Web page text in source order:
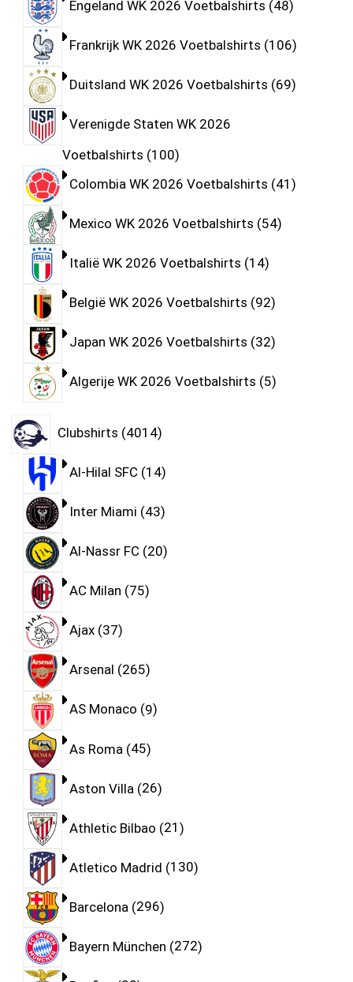
Engeland WK 2026 Voetbalshirts 48
Frankrijk WK 2026 Voetbalshirts 106
Duitsland WK 2026 Voetbalshirts 69
Verenigde Staten WK 2026
Voetbalshirts 100
Colombia WK 2026 Voetbalshirts 41
Mexico WK 2026 Voetbalshirts 54
Italië WK 2026 Voetbalshirts 14
België WK 2026 Voetbalshirts 92
Japan WK 2026 Voetbalshirts 32
Algerije WK 2026 Voetbalshirts 5
Clubshirts 4014
Al-Hilal SFC 14
Inter Miami 43
Al-Nassr FC 20
AC Milan 75
Ajax 37
Arsenal 265
AS Monaco 9
As Roma 45
Aston Villa 26
Athletic Bilbao 21
Atletico Madrid 130
Barcelona 296
Bayern München 272